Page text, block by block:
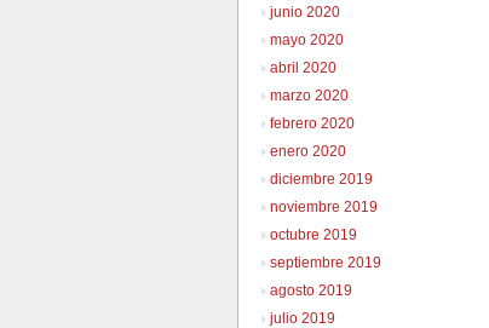
junio 2020
mayo 2020
abril 2020
marzo 2020
febrero 2020
enero 2020
diciembre 2019
noviembre 2019
octubre 2019
septiembre 2019
agosto 2019
julio 2019